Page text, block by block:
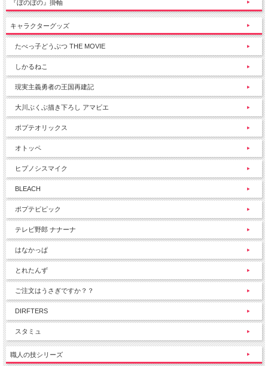
『ぼのぼの』掛軸
キャラクターグッズ
たべっ子どうぶつ THE MOVIE
しかるねこ
現実主義勇者の王国再建記
大川ぶくぶ描き下ろし アマビエ
ポプテオリックス
オトッペ
ヒプノシスマイク
BLEACH
ポプテピピック
テレビ野郎 ナナーナ
はなかっぱ
とれたんず
ご注文はうさぎですか？？
DIRFTERS
スタミュ
職人の技シリーズ